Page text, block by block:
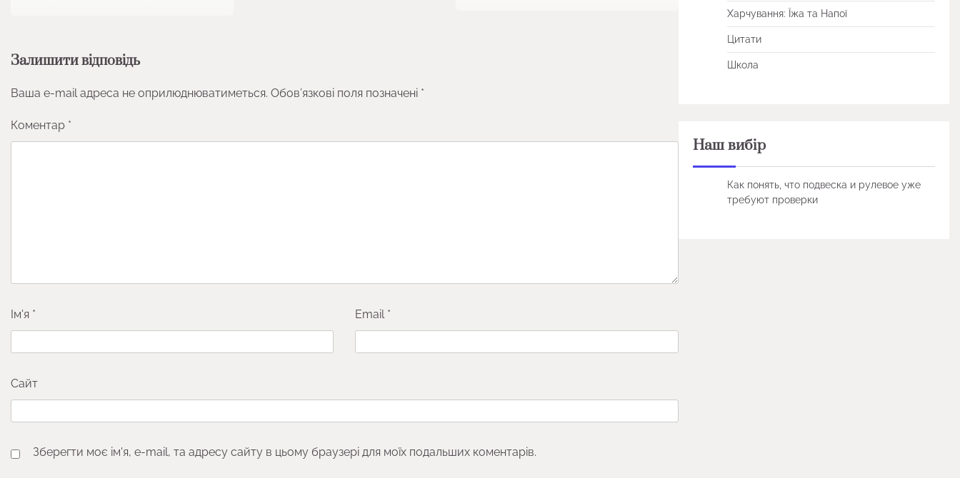
Залишити відповідь
Ваша e-mail адреса не оприлюднюватиметься. Обов’язкові поля позначені *
Коментар *
Ім'я * Email *
Сайт
Зберегти моє ім'я, e-mail, та адресу сайту в цьому браузері для моїх подальших коментарів.
Харчування: Їжа та Напої
Цитати
Школа
Наш вибір
Как понять, что подвеска и рулевое уже
требуют проверки